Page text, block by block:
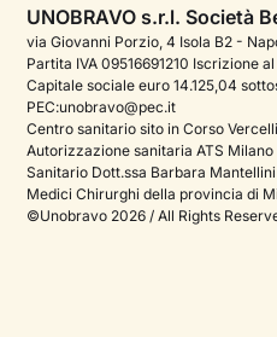
Podcast di psicologia
Corporate
Psicologo italiano all'estero
Approfondimenti sulla
Sala stampa
Gestisci cookie
UNOBRAVO s.r.l. Società
via Giovanni Porzio, 4 Isola B2 -
Partita IVA 09516691210 Iscrizione al
Capitale sociale euro 14.125,04
PEC:unobravo@pec.it
Centro sanitario sito in Corso
Autorizzazione sanitaria ATS
Sanitario Dott.ssa Barbara
Medici Chirurghi della provincia di
©Unobravo 2026 / All Rights